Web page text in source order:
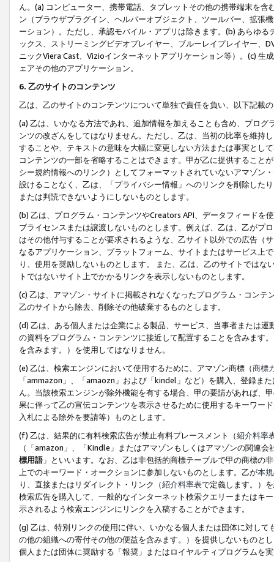
ん。(a) コンピューター、携帯電話、タブレットその他の携帯端末を
ン（ブラウザプラグイン、ヘルパーオブジェクト、ツールバー、拡張
ーション）。ただし、承認モバイル・アプリは除きます。(b) あらゆ
ックス、ストリーミングビデオプレイヤー、ブルーレイプレイヤー、
ニックViera Cast、Vizioインターネットアプリケーション等）。(c)
ェアその他のアプリケーション。
6. 乙のサイトのコンテンツ
乙は、乙のサイトのコンテンツについて単独で責任を負い、以下記載
(a) 乙は、いかなる方法であれ、追加情報を加えることも含め、プロ
ンツの改ざんをしてはなりません。ただし、乙は、当初の比率を維持
することや、テキストの意味を大幅に変更しない方法または事実とし
コンテンツの一部を省略することはできます。甲が乙に提供すること
シー規約情報へのリンク）としてフォーマットされていないアマゾン
設けることなく、乙は、「プライバシー情報」へのリンクを削除した
または判読できないようにしないものとします。
(b) 乙は、プログラム・コンテンツやCreators API、データフィード
ブライセンスまたは譲渡しないものとします。例えば、乙は、乙がプ
はその他付与することが要求されるような、乙サイト以外での広告（
なるアプリケーション、プラットフォーム、サイトまたはサービス上
り、使用を奨励しないものとします。 また、乙は、乙のサイトでは
トではないサイト上でかかるリンクを表示しないものとします。
(c) 乙は、アマゾン・サイトに掲載されなくなったプログラム・コン
乙のサイトから除去、削除その他破棄するものとします。
(d) 乙は、ある個人または企業による製品、サービス、当事者または
の資料をプログラム・コンテンツに接近して配置することを含みます
を含みます。）を使用してはなりません。
(e) 乙は、検索エンジンにおいて使用するために、アマゾン商標（商標
「ammazon」、「amaozn」および「kindel」など）を購入、登録ま
ん。当該検索エンジンが除外機能を有する場合、甲の要請があれば、
果に伴って乙の宣伝コンテンツを表示させるために使用するキーワー
入札による除外を要請等）ものとします。
(f) 乙は、結果的に有料検索広告が禁止有料プレースメント（紹介料率
（「amazon」、「Kindle」またはアマゾンもしくはアマゾンの関連
標用語」といいます。なお、乙は非包括的商標テーブルで甲の商標の
上でのキーワード・オークションに参加しないものとします。乙が本
り、直接またはリダイレクト・リンク（紹介料率表で定義します。）
検索広告を購入して、一般的なインターネット検索クエリーまたはキ
示されるよう検索エンジンにリンクを入稿することができます。
(g) 乙は、特別リンクの使用に伴い、いかなる個人または団体に対し
の他の組織への寄付その他の便益を含みます。）を提供しないものと
個人または団体に奨励する「報奨」またはロイヤルティプログラムを